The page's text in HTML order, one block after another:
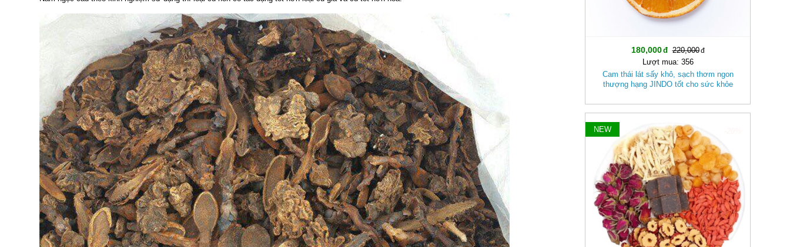
180,000
220,000
Lượt mua: 356
Cam thái lát sấy khô, sạch thơm ngon
thượng hạng JINDO tốt cho sức khỏe
NEW